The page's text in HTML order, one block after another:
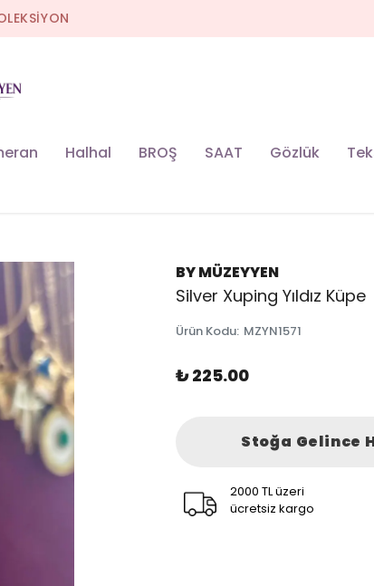
Halhal BROŞ SAAT Gözlük
BY MÜZEYYEN
Silver Xuping Yıldız Küpe
Ürün Kodu: MZYN1571
₺ 225.00
Stoğa Gelince
2000 TL üzeri
ücretsiz kargo